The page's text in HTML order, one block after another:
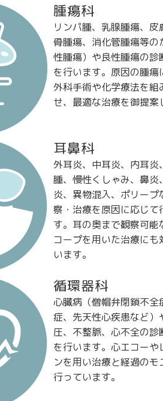
腫瘍科
リンパ腫、乳腺腫瘍、皮
骨腫瘍、消化管腫瘍等の
性腫瘍）や良性腫瘍の診
を行います。原因の腫瘍
外科手術や化学療法を組
せ、最適な治療を御提案
耳鼻科
外耳炎、中耳炎、内耳炎
腫、慢性くしゃみ、鼻炎
炎、異物混入、ポリープ
察・治療を原因に応じて
す。耳の奥まで観察可能
コープを用いた治療にも
います。
循環器科
心臓病（僧帽弁閉鎖不全
症、先天性心疾患など）
圧、不整脈、心不全の診
を行います。心エコーや
ンを用い治療と経過のモ
行っています。